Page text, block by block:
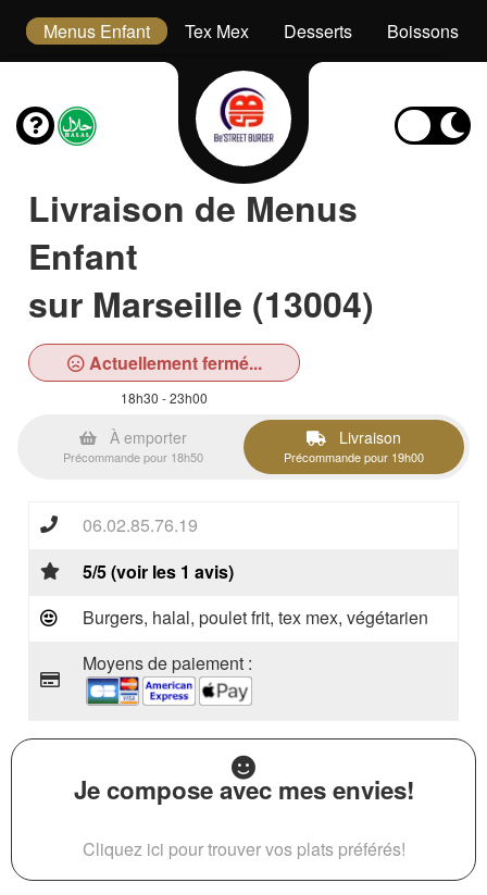
Menus Enfant Tex Mex Desserts Boissons
Livraison de Menus
Enfant
sur Marseille (13004)
Actuellement fermé...
18h30 - 23h00
À emporter
Précommande pour 18h50
Livraison
Précommande pour 19h00
06.02.85.76.19
5/5 (voir les 1 avis)
Burgers, halal, poulet frit, tex mex, végétarien
Moyens de paiement :
Je compose avec mes envies!
Cliquez ici pour trouver vos plats préférés!